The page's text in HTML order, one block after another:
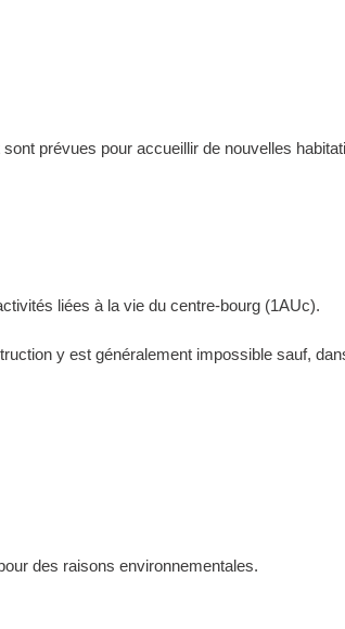
prévues pour accueillir de nouvelles
liées à la vie du centre-bourg (1AUc).
y est généralement impossible sauf,
des raisons environnementales.